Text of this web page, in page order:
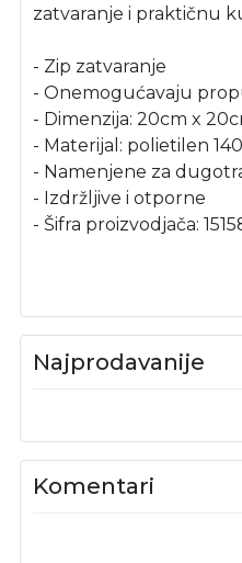
zatvaranje i praktičnu
- Zip zatvaranje
- Onemogućavaju
- Dimenzija: 20cm x
- Materijal: polietilen
- Namenjene za
- Izdržljive i otporne
- Šifra proizvodjača:
Najprodavanije
Komentari